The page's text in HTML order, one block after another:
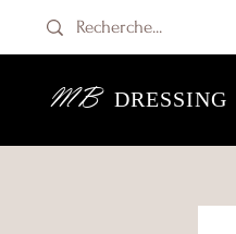
MBDRESSING